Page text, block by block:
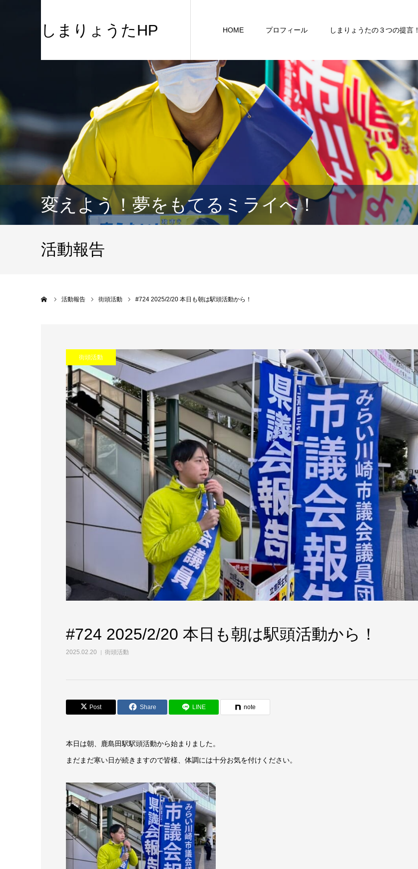
しまりょうたHP HOME プロフィール しまりょうたの３つの提言！
変えよう！夢をもてるミライへ！
活動報告
活動報告 街頭活動 #724 2025/2/20 本日も朝は駅頭活動から！
街頭活動
#724 2025/2/20 本日も朝は駅頭活動から！
2025.02.20 街頭活動
Post Share LINE note
本日は朝、鹿島田駅駅頭活動から始まりました。
まだまだ寒い日が続きますので皆様、体調には十分お気を付けください。